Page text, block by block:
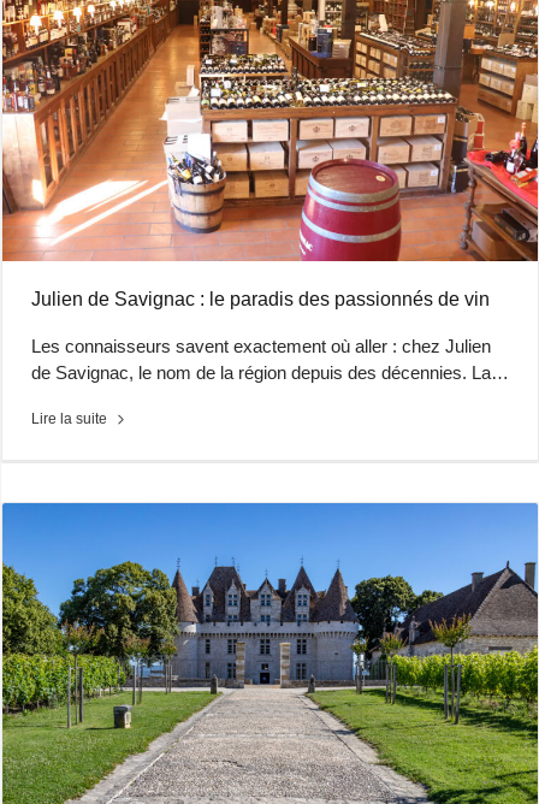
Julien de Savignac : le paradis des passionnés de vin
Les connaisseurs savent exactement où aller : chez Julien
de Savignac, le nom de la région depuis des décennies. La…
Lire la suite